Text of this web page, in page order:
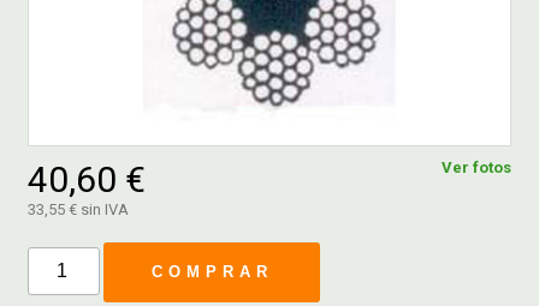
Ver fotos
40,60 €
33,55 € sin IVA
COMPRAR
CONTACTAR
FERROVICMAR
DESPIECE